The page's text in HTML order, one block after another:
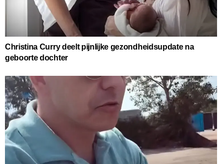
Christina Curry deelt pijnlijke gezondheidsupdate na
geboorte dochter